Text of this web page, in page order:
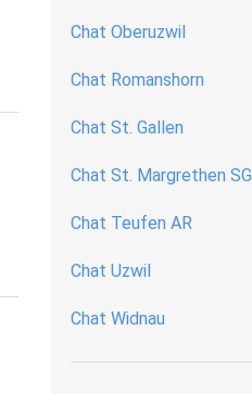
Chat Oberuzwil
Chat Romanshorn
Chat St. Gallen
Chat St. Margrethen SG
Chat Teufen AR
Chat Uzwil
Chat Widnau